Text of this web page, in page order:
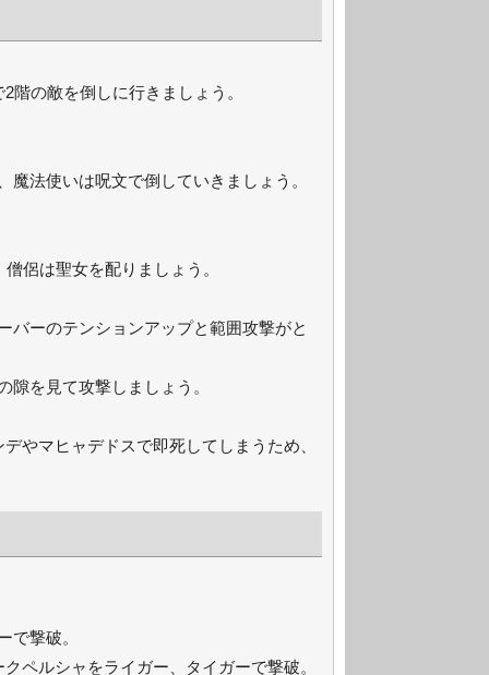
の敵を倒しに行きましょう。
法使いは呪文で倒していきましょう。
侶は聖女を配りましょう。
バーのテンションアップと範囲攻撃がと
を見て攻撃しましょう。
やマヒャデドスで即死してしまうため、
で撃破。
ペルシャをライガー、タイガーで撃破。